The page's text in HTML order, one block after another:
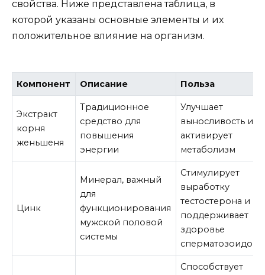
свойства. Ниже представлена таблица, в
которой указаны основные элементы и их
положительное влияние на организм.
Компонент Описание Польза
Экстракт
корня
женьшеня
Традиционное
средство для
повышения
энергии
Улучшает
выносливость и
активирует
метаболизм
Цинк
Минерал, важный
для
функционирования
мужской половой
системы
Стимулирует
выработку
тестостерона и
поддерживает
здоровье
сперматозоидов
Способствует